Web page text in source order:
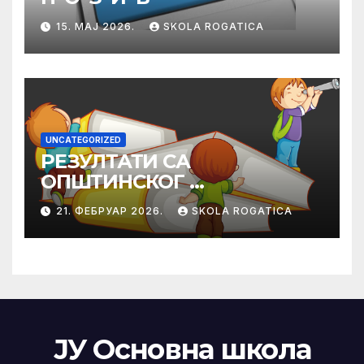
15. МАЈ 2026. SKOLA ROGATICA
UNCATEGORIZED
РЕЗУЛТАТИ СА
ОПШТИНСКОГ
ТАКМИЧЕЊА ИЗ
ПРАВОСЛАВНЕ
ВЈЕРОНАУКЕ
21. ФЕБРУАР 2026. SKOLA ROGATICA
ЈУ Основна школа